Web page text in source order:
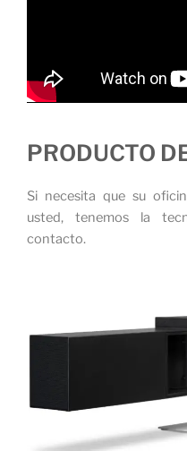
PRODUCTO
Si necesita que su
usted, tenemos la
contacto.